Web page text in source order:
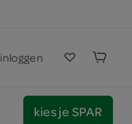
inloggen
kies je SPAR